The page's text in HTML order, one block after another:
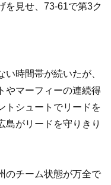
を見せ、73-61で第3ク
時間帯が続いたが、
やマーフィーの連続得
トシュートでリードを
島がリードを守りきり
のチーム状態が万全で